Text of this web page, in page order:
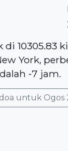
di 10305.83
York,
-7 jam.
untuk Ogos